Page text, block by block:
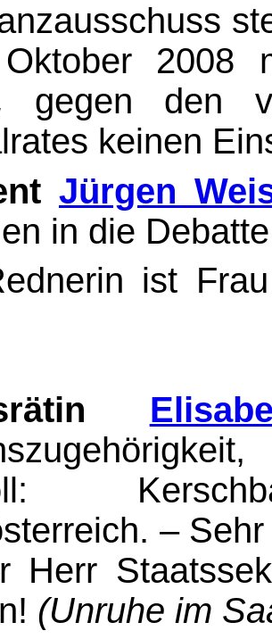
2008
gegen den
keinen
Jürgen
in die
ist
–
Herr
(Unruhe im